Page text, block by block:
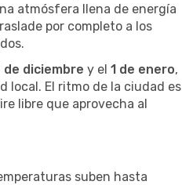
atmósfera llena de energía
por completo a los
de diciembre y el 1 de enero,
local. El ritmo de la ciudad es
libre que aprovecha al
suben hasta